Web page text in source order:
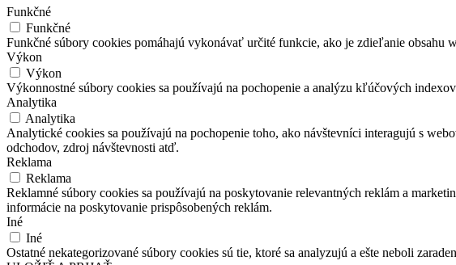
Funkčné
Funkčné
Funkčné súbory cookies pomáhajú vykonávať určité funkcie, ako je zdieľanie obsahu
Výkon
Výkon
Výkonnostné súbory cookies sa používajú na pochopenie a analýzu kľúčových
Analytika
Analytika
Analytické cookies sa používajú na pochopenie toho, ako návštevníci interagujú s
odchodov, zdroj návštevnosti atď.
Reklama
Reklama
Reklamné súbory cookies sa používajú na poskytovanie relevantných reklám a
informácie na poskytovanie prispôsobených reklám.
Iné
Iné
Ostatné nekategorizované súbory cookies sú tie, ktoré sa analyzujú a ešte neboli